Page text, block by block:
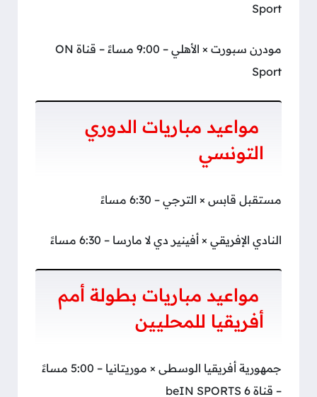
Sport
مودرن سبورت × الأهلي – 9:00 مساءً – قناة ON
Sport
مواعيد مباريات الدوري
التونسي
مستقبل قابس × الترجي – 6:30 مساءً
النادي الإفريقي × أفينير دي لا مارسا – 6:30 مساءً
مواعيد مباريات بطولة أمم
أفريقيا للمحليين
جمهورية أفريقيا الوسطى × موريتانيا – 5:00 مساءً
– قناة beIN SPORTS 6